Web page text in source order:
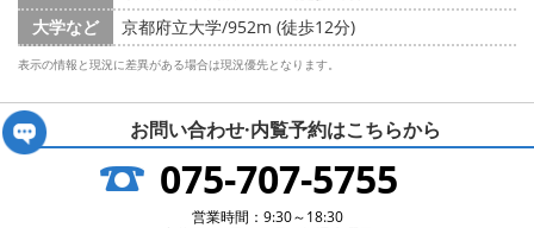
大学など
京都府立大学/952m (徒歩12分)
表示の情報と現況に差異がある場合は現況優先となります。
お問い合わせ·内覧予約はこちらから
075-707-5755
営業時間：9:30～18:30